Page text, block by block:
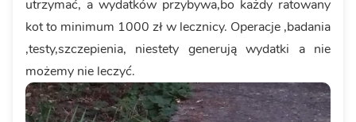
utrzymać, a wydatków przybywa,bo każdy ratowany
kot to minimum 1000 zł w lecznicy. Operacje ,badania
,testy,szczepienia, niestety generują wydatki a nie
możemy nie leczyć.